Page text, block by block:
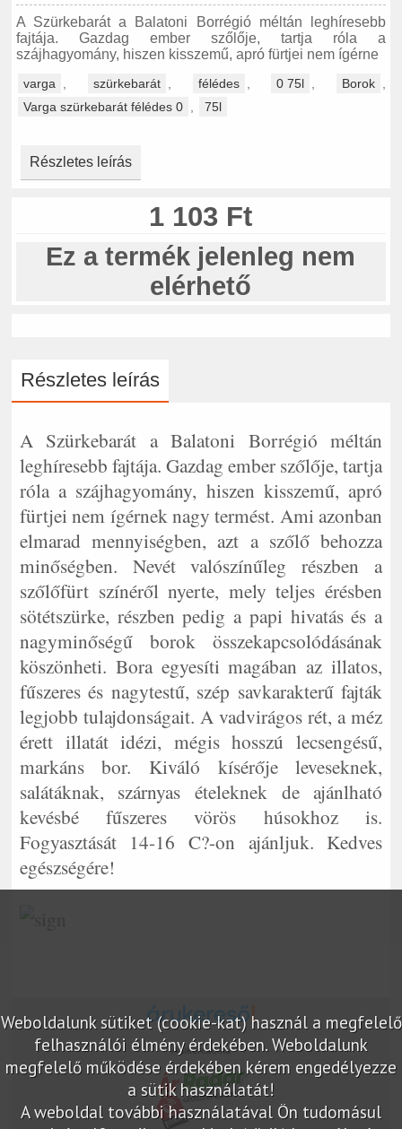
A Szürkebarát a Balatoni Borrégió méltán leghíresebb
fajtája. Gazdag ember szőlője, tartja róla a
szájhagyomány, hiszen kisszemű, apró fürtjei nem ígérne
varga szürkebarát félédes 0 75l Borok
Varga szürkebarát félédes 0
75l
Részletes leírás
1 103 Ft
Ez a termék jelenleg nem
elérhető
Részletes leírás
A Szürkebarát a Balatoni Borrégió méltán
leghíresebb fajtája. Gazdag ember szőlője, tartja
róla a szájhagyomány, hiszen kisszemű, apró
fürtjei nem ígérnek nagy termést. Ami azonban
elmarad mennyiségben, azt a szőlő behozza
minőségben. Nevét valószínűleg részben a
szőlőfürt színéről nyerte, mely teljes érésben
sötétszürke, részben pedig a papi hivatás és a
nagyminőségű borok összekapcsolódásának
köszönheti. Bora egyesíti magában az illatos,
fűszeres és nagytestű, szép savkarakterű fajták
legjobb tulajdonságait. A vadvirágos rét, a méz
érett illatát idézi, mégis hosszú lecsengésű,
markáns bor. Kiváló kísérője leveseknek,
salátáknak, szárnyas ételeknek de ajánlható
kevésbé fűszeres vörös húsokhoz is.
Fogyasztását 14-16 C?-on ajánljuk. Kedves
egészségére!
Weboldalunk sütiket (cookie-kat) használ a megfelelő
felhasználói élmény érdekében. Weboldalunk
megfelelő működése érdekében kérem engedélyezze
a sütik használatát!
A weboldal további használatával Ön tudomásul
Árukereső.hu